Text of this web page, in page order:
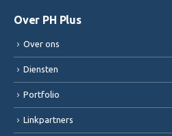
Over PH Plus
Over ons
Diensten
Portfolio
Linkpartners